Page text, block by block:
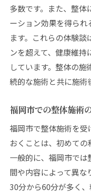
多数です。また、整
ーション効果を得ら
ます。これらの体験
ンを超えて、健康維
しています。整体の
続的な施術と共に施術
福岡市での整体施術
福岡市で整体施術を受
おくことは、初めての
一般的に、福岡市で
間や内容によって異な
30分から60分が多く